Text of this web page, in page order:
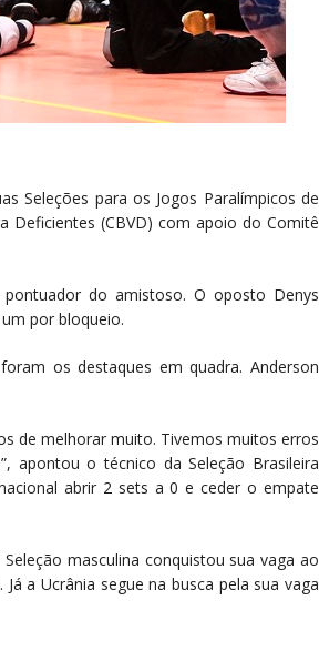
Seleções para os Jogos Paralímpicos de
Deficientes (CBVD) com apoio do Comitê
do amistoso. O oposto Denys
por bloqueio.
os destaques em quadra. Anderson
de melhorar muito. Tivemos muitos erros
apontou o técnico da Seleção Brasileira
abrir 2 sets a 0 e ceder o empate
masculina conquistou sua vaga ao
a Ucrânia segue na busca pela sua vaga